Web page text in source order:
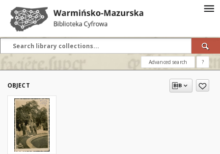
Advanced search ?
OBJECT